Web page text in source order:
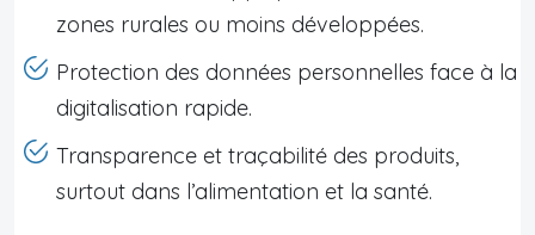
zones rurales ou moins développées.
Protection des données personnelles face à la
digitalisation rapide.
Transparence et traçabilité des produits,
surtout dans l’alimentation et la santé.